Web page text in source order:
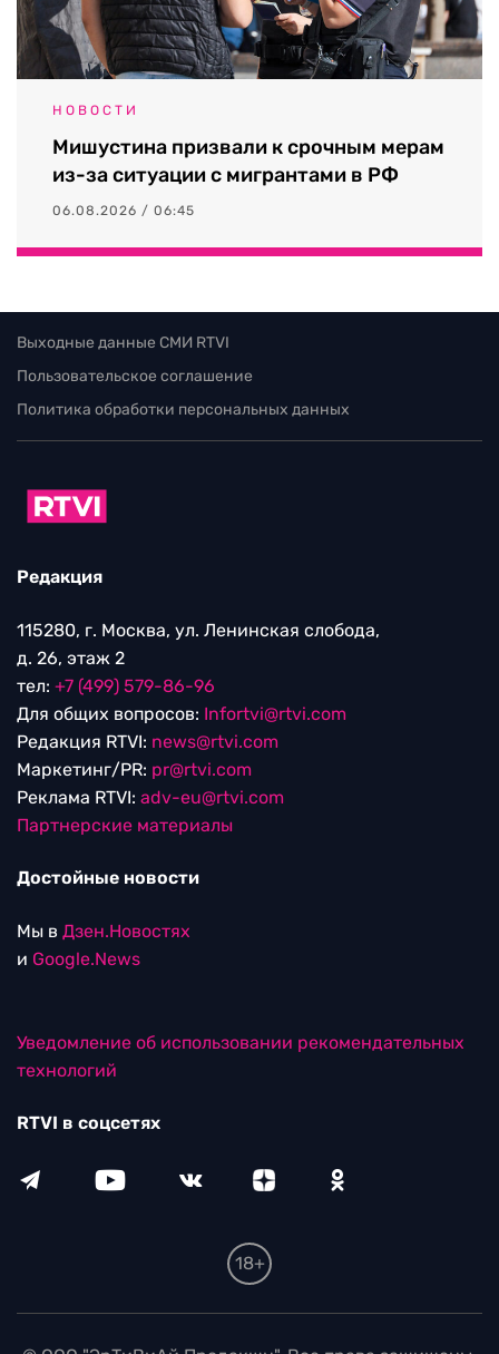
НОВОСТИ
Мишустина призвали к срочным мерам
из-за ситуации с мигрантами в РФ
06.08.2026 / 06:45
Выходные данные СМИ RTVI
Пользовательское соглашение
Политика обработки персональных данных
Редакция
115280, г. Москва, ул. Ленинская слобода,
д. 26, этаж 2
тел: +7 (499) 579-86-96
Для общих вопросов: Infortvi@rtvi.com
Редакция RTVI: news@rtvi.com
Маркетинг/PR: pr@rtvi.com
Реклама RTVI: adv-eu@rtvi.com
Партнерские материалы
Достойные новости
Мы в Дзен.Новостях
и Google.News
Уведомление об использовании рекомендательных
технологий
RTVI в соцсетях
18+